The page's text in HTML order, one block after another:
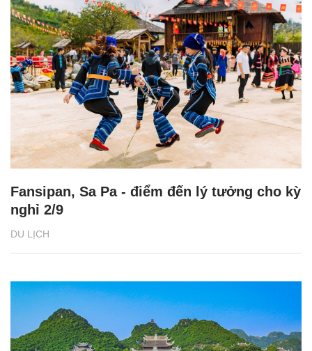
DU LỊCH
Fansipan, Sa Pa - điểm đến lý tưởng cho kỳ
nghỉ 2/9